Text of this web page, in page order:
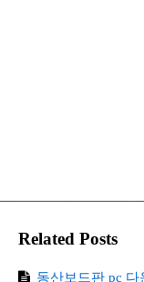
Related Posts
동산보드판 pc 다